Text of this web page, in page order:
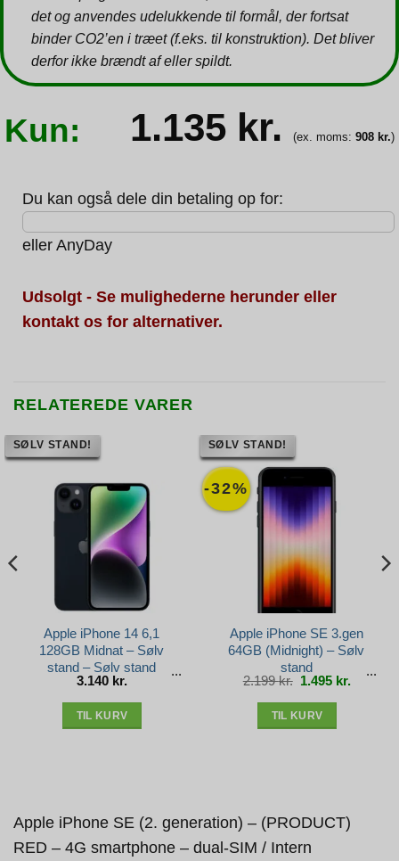
det og anvendes udelukkende til formål, der fortsat
binder CO2’en i træet (f.eks. til konstruktion). Det bliver
derfor ikke brændt af eller spildt.
Kun: 1.135 kr. (ex. moms: 908 kr.)
Du kan også dele din betaling op for:
eller AnyDay
Udsolgt - Se mulighederne herunder eller
kontakt os for alternativer.
RELATEREDE VARER
SØLV STAND!
Apple iPhone 14 6,1
128GB Midnat – Sølv
stand – Sølv stand
3.140 kr.
TIL KURV
-32%
SØLV STAND!
Apple iPhone SE 3.gen
64GB (Midnight) – Sølv
stand
2.199kr. Den
oprindelige
pris
1.495 kr. Den
aktuelle
pris
TIL KURV
Apple iPhone SE (2. generation) – (PRODUCT)
RED – 4G smartphone – dual-SIM / Intern